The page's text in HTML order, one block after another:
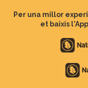
Per una millor
et baixis